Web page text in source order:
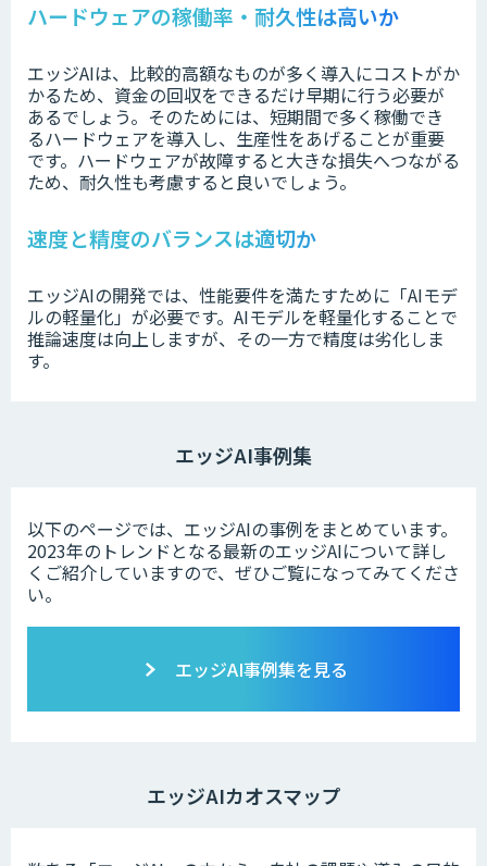
ハードウェアの稼働率・耐久性は高いか
エッジAIは、比較的高額なものが多く導入にコストがか
かるため、資金の回収をできるだけ早期に行う必要が
あるでしょう。そのためには、短期間で多く稼働でき
るハードウェアを導入し、生産性をあげることが重要
です。ハードウェアが故障すると大きな損失へつながる
ため、耐久性も考慮すると良いでしょう。
速度と精度のバランスは適切か
エッジAIの開発では、性能要件を満たすために「AIモデ
ルの軽量化」が必要です。AIモデルを軽量化することで
推論速度は向上しますが、その一方で精度は劣化しま
す。
エッジAI事例集
以下のページでは、エッジAIの事例をまとめています。
2023年のトレンドとなる最新のエッジAIについて詳し
くご紹介していますので、ぜひご覧になってみてくださ
い。
エッジAI事例集を見る
エッジAIカオスマップ